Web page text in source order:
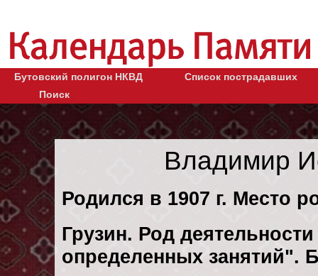
Бутовский полигон НКВД
Список пострадавших
Поиск
Владимир
Родился в 1907 г. Место
Грузин. Род
определенных занятий".